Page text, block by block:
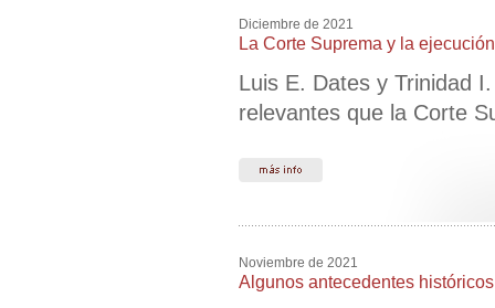
Diciembre de 2021
La Corte Suprema y la
Luis E. Dates y Trinidad
relevantes que la Corte
Noviembre de 2021
Algunos antecedentes